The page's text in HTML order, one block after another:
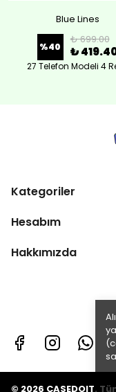
Blue Lines
%40
₺ 699.00
₺
27 Telefon Modeli 4
Kategoriler
Hesabım
Hakkımızda
© 2026 CASEDOIT.